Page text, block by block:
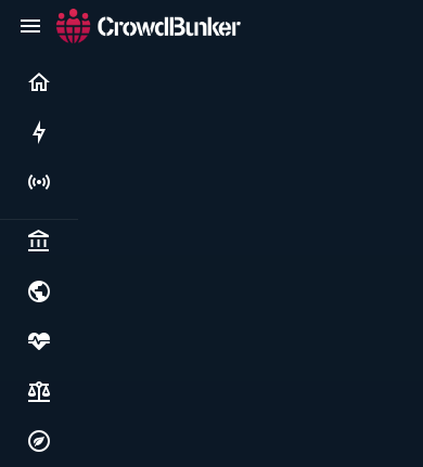
Live
Politics & institutions
Society, justice & freedoms
Economy, environment & technology